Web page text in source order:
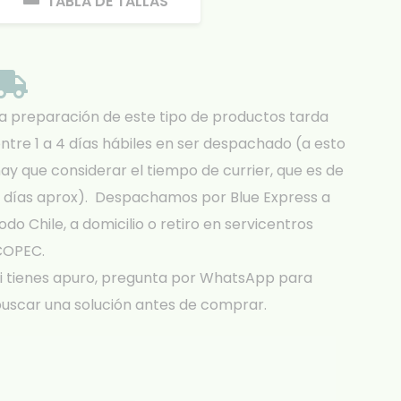
preparación de este tipo de productos tarda
1 a 4 días hábiles en ser despachado (a esto
que considerar el tiempo de currier, que es de
días aprox). Despachamos por Blue Express a
Chile, a domicilio o retiro en servicentros
tienes apuro, pregunta por WhatsApp para
una solución antes de comprar.